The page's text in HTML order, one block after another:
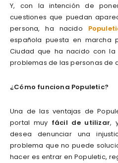
Y, con la intención de
cuestiones que puedan
persona, ha nacido
española puesta en
Ciudad que ha nacido con
problemas de las personas de
¿Cómo funciona Populetic?
Una de las ventajas de
portal muy fácil de utilizar,
desea denunciar una
problema que no puede
hacer es entrar en Populetic,